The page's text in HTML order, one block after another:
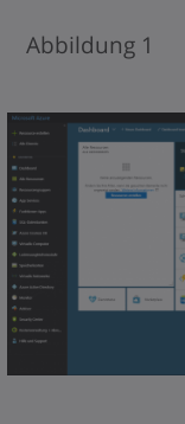
Abbildung 1